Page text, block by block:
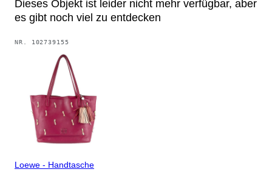
Dieses Objekt ist leider nicht mehr verfügbar, aber
es gibt noch viel zu entdecken
NR. 102739155
Loewe - Handtasche